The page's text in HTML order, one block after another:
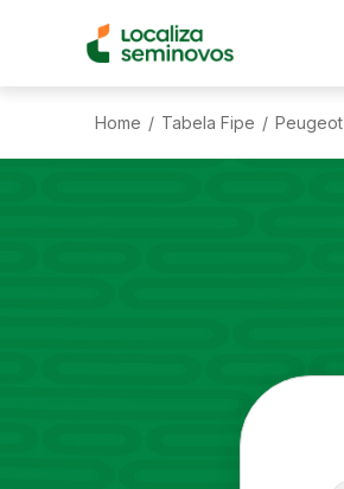
Home / Tabela Fipe / Peugeot